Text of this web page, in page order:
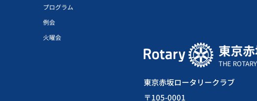
プログラム
例会
火曜会
東京
THE
東京赤坂ロータリークラブ
〒105-0001